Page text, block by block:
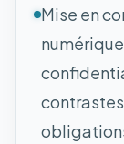
Mise en